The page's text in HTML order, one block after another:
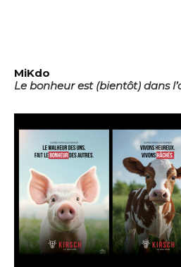
MiKdo
Le bonheur est (bientôt) dans